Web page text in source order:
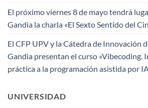
El próximo viernes 8 de mayo tendrá
Gandia la charla «El Sexto Sentido del
El CFP UPV y la Cátedra de Innovación
Gandia presentan el curso «Vibecoding.
práctica a la programación asistida por
UNIVERSIDAD